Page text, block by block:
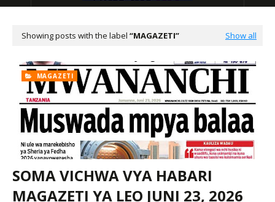
Showing posts with the label MAGAZETI Show all
MAGAZETI
SOMA VICHWA VYA HABARI
MAGAZETI YA LEO JUNI 23, 2026